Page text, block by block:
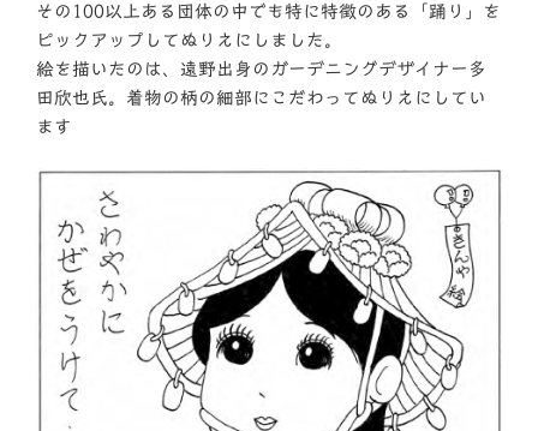
その100以上ある団体の中でも特に特徴のある「踊り」を
ピックアップしてぬりえにしました。
絵を描いたのは、遠野出身のガーデニングデザイナー多
田欣也氏。着物の柄の細部にこだわってぬりえにしてい
ます